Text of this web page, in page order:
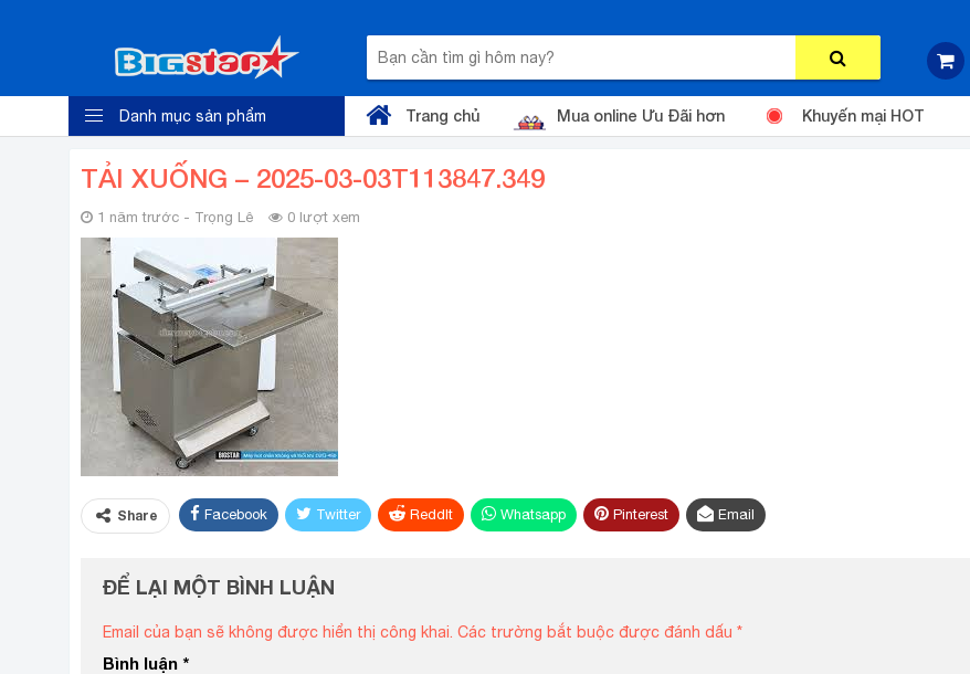
Danh mục sản phẩm Trang chủ Mua online Ưu Đãi hơn Khuyến mại HOT
TẢI XUỐNG – 2025-03-03T113847.349
1 năm trước - Trọng Lê 0 lượt xem
Share Facebook Twitter ReddIt Whatsapp Pinterest Email
ĐỂ LẠI MỘT BÌNH LUẬN
Email của bạn sẽ không được hiển thị công khai. Các trường bắt buộc được đánh dấu *
Bình luận *